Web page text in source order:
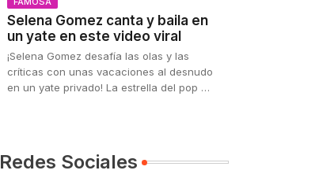
Selena Gomez canta y baila en
un yate en este video viral
¡Selena Gomez desafía las olas y las
críticas con unas vacaciones al desnudo
en un yate privado! La estrella del pop …
Redes Sociales